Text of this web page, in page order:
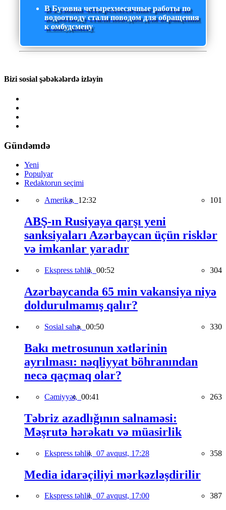
В Бузовна четырехмесячные работы по
водоотводу стали поводом для обращения
к омбудсмену
Bizi sosial şəbəkələrdə izləyin
Gündəmdə
Yeni
Populyar
Redaktorun seçimi
Amerika, 12:32 101
ABŞ-ın Rusiyaya qarşı yeni
sanksiyaları Azərbaycan üçün risklər
və imkanlar yaradır
Ekspress təhlil, 00:52 304
Azərbaycanda 65 min vakansiya niyə
doldurulmamış qalır?
Sosial sahə, 00:50 330
Bakı metrosunun xətlərinin
ayrılması: nəqliyyat böhranından
necə qaçmaq olar?
Cəmiyyət, 00:41 263
Təbriz azadlığının salnaməsi:
Məşrutə hərəkatı və müasirlik
Ekspress təhlil, 07 avqust, 17:28 358
Media idarəçiliyi mərkəzləşdirilir
Ekspress təhlil, 07 avqust, 17:00 387